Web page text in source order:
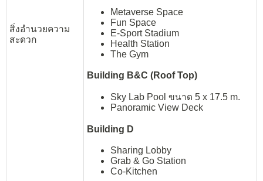
สิ่งอำนวยความ
สะดวก
Metaverse Space
Fun Space
E-Sport Stadium
Health Station
The Gym
Building B&C (Roof Top)
Sky Lab Pool ขนาด 5 x 17.5 m.
Panoramic View Deck
Building D
Sharing Lobby
Grab & Go Station
Co-Kitchen